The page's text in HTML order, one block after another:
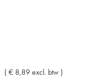
(€ 8,89excl. btw )